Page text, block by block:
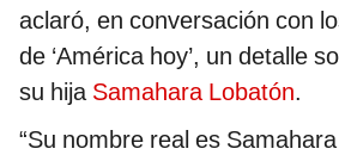
aclaró, en conversación con
de ‘América hoy’, un detalle
su hija Samahara Lobatón.
“Su nombre real es Samahara